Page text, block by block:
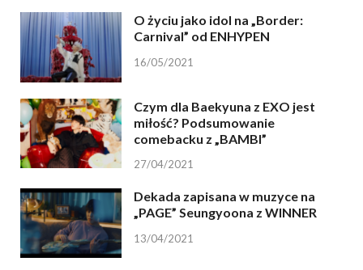
O życiu jako idol na „Border:
Carnival” od ENHYPEN
16/05/2021
Czym dla Baekyuna z EXO jest
miłość? Podsumowanie
comebacku z „BAMBI”
27/04/2021
Dekada zapisana w muzyce na
„PAGE” Seungyoona z WINNER
13/04/2021